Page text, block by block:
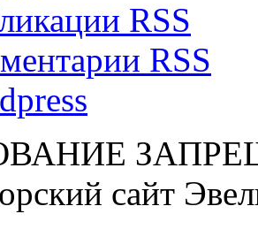
RSS
RSS
сайт